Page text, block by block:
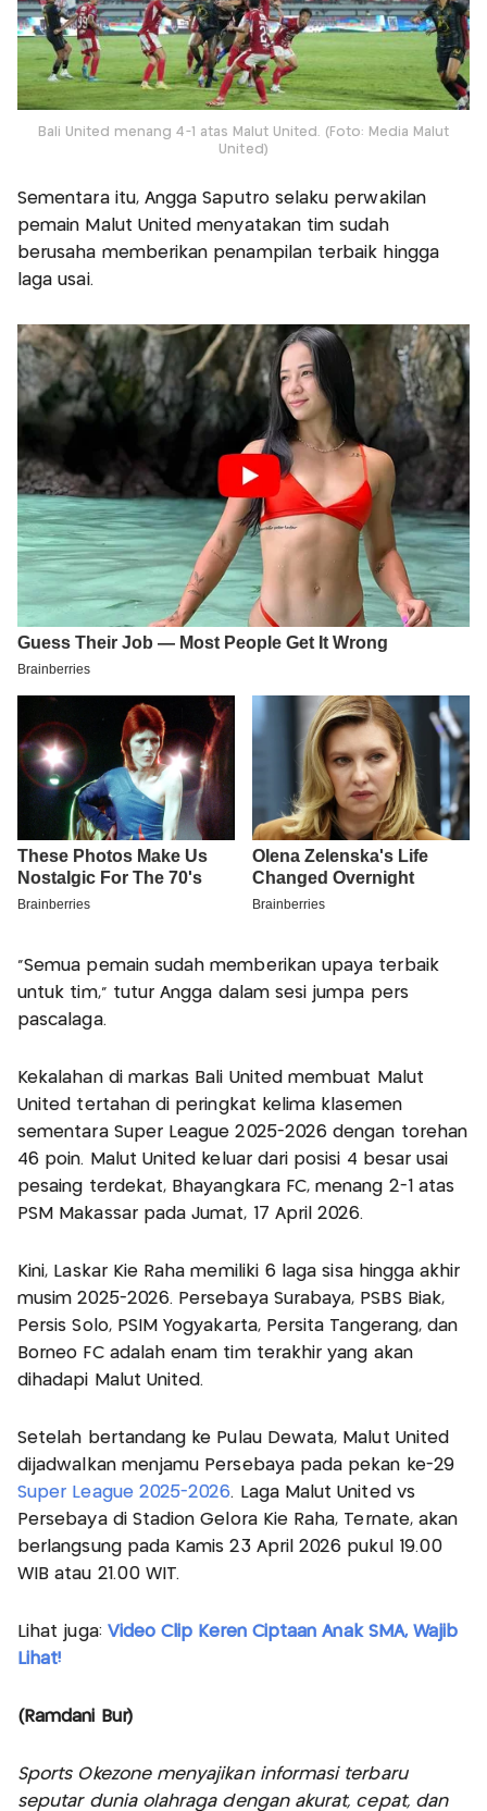
Bali United menang 4-1 atas Malut United. (Foto: Media Malut
United)
Sementara itu, Angga Saputro selaku perwakilan
pemain Malut United menyatakan tim sudah
berusaha memberikan penampilan terbaik hingga
laga usai.
“Semua pemain sudah memberikan upaya terbaik
untuk tim,” tutur Angga dalam sesi jumpa pers
pascalaga.
Kekalahan di markas Bali United membuat Malut
United tertahan di peringkat kelima klasemen
sementara Super League 2025-2026 dengan torehan
46 poin. Malut United keluar dari posisi 4 besar usai
pesaing terdekat, Bhayangkara FC, menang 2-1 atas
PSM Makassar pada Jumat, 17 April 2026.
Kini, Laskar Kie Raha memiliki 6 laga sisa hingga akhir
musim 2025-2026. Persebaya Surabaya, PSBS Biak,
Persis Solo, PSIM Yogyakarta, Persita Tangerang, dan
Borneo FC adalah enam tim terakhir yang akan
dihadapi Malut United.
Setelah bertandang ke Pulau Dewata, Malut United
dijadwalkan menjamu Persebaya pada pekan ke-29
Super League 2025-2026. Laga Malut United vs
Persebaya di Stadion Gelora Kie Raha, Ternate, akan
berlangsung pada Kamis 23 April 2026 pukul 19.00
WIB atau 21.00 WIT.
Lihat juga: Video Clip Keren Ciptaan Anak SMA, Wajib
Lihat!
(Ramdani Bur)
Sports Okezone menyajikan informasi terbaru
seputar dunia olahraga dengan akurat, cepat, dan